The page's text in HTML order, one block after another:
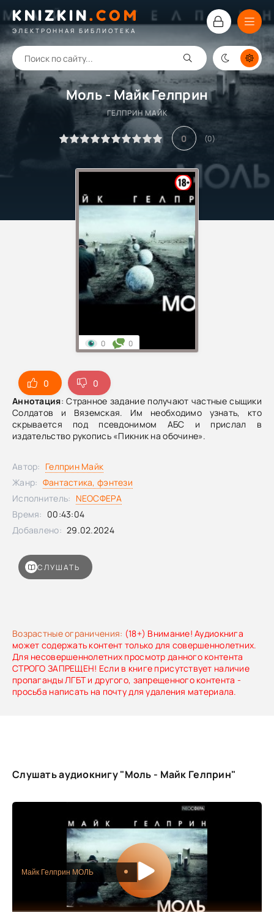
KNIZKIN. COM
ЭЛЕКТРОННАЯ БИБЛИОТЕКА
Моль - Майк Гелприн
ГЕЛПРИН МАЙК
0 (0)
0
0
Аннотация: Странное задание получают частные сыщики
Солдатов и Вяземская. Им необходимо узнать, кто
скрывается под псевдонимом АБС и прислал в
издательство рукопись «Пикник на обочине».
Возрастные ограничения: (18+) Внимание! Аудиокнига
может содержать контент только для совершеннолетних.
Для несовершеннолетних просмотр данного контента
СТРОГО ЗАПРЕЩЕН! Если в книге присутствует наличие
пропаганды ЛГБТ и другого, запрещенного контента -
просьба написать на почту для удаления материала.
0 0
СЛУШАТЬ
Автор: Гелприн Майк
Жанр: Фантастика, фэнтези
Исполнитель: NEOСФЕРА
Время: 00:43:04
Добавлено: 29.02.2024
Слушать аудиокнигу "Моль - Майк Гелприн"
Майк Гелприн МОЛЬ